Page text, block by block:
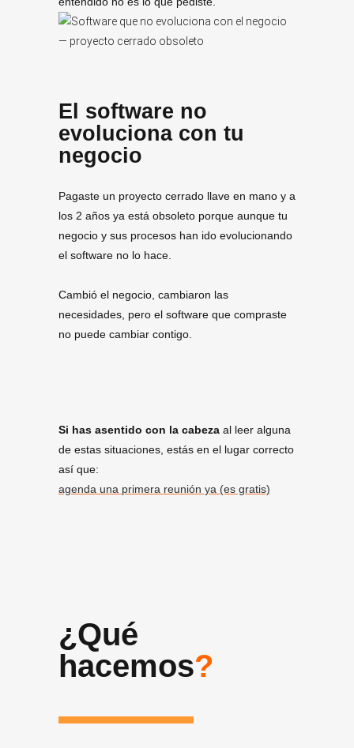
El software no
evoluciona con tu
negocio
Pagaste un proyecto cerrado llave en mano y a
los 2 años ya está obsoleto porque aunque tu
negocio y sus procesos han ido evolucionando
el software no lo hace.
Cambió el negocio, cambiaron las
necesidades, pero el software que compraste
no puede cambiar contigo.
Si has asentido con la cabeza al leer alguna
de estas situaciones, estás en el lugar correcto
así que:
agenda una primera reunión ya (es gratis)
¿Qué
hacemos?